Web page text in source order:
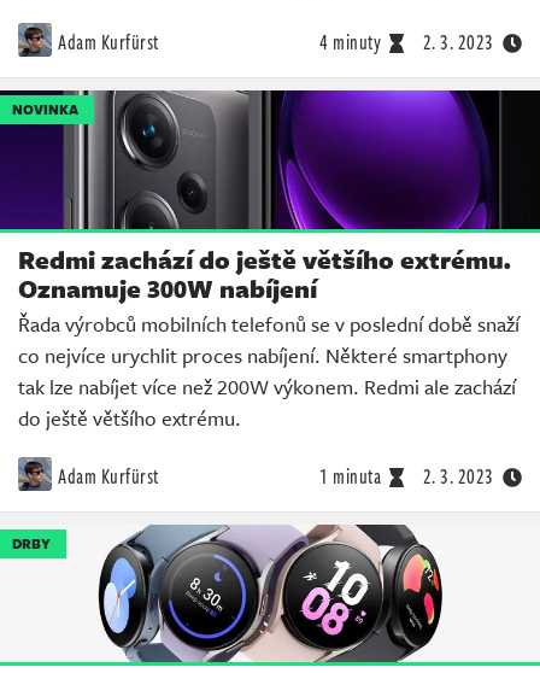
Adam Kurfürst 4 minuty 2. 3. 2023
NOVINKA
Redmi zachází do ještě většího extrému.
Oznamuje 300W nabíjení
Řada výrobců mobilních telefonů se v poslední době snaží
co nejvíce urychlit proces nabíjení. Některé smartphony
tak lze nabíjet více než 200W výkonem. Redmi ale zachází
do ještě většího extrému.
Adam Kurfürst 1 minuta 2. 3. 2023
DRBY